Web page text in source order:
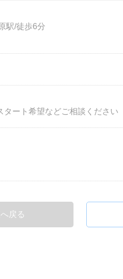
駅/徒歩6分
タート希望などご相談ください
戻る